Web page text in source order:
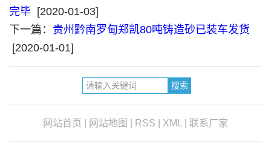
完毕
[2020-01-03]
下一篇： 贵州黔南罗甸郑凯80吨铸造砂已装车发货
[2020-01-01]
网站首页 网站地图 RSS XML 联系厂家